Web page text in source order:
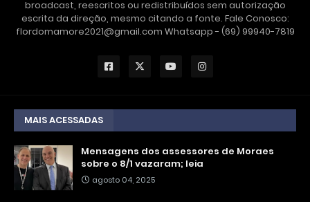
broadcast, reescritos ou redistribuídos sem autorização
escrita da direção, mesmo citando a fonte. Fale Conosco:
flordomamore2021@gmail.com Whatsapp - (69) 99940-7819
MAIS ACESSADAS
Mensagens dos assessores de Moraes
sobre o 8/1 vazaram; leia
agosto 04, 2025